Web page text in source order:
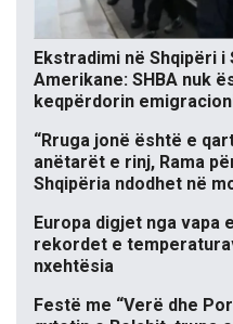
Ekstradimi në Shqipëri
Amerikane: SHBA nuk
keqpërdorin
“Rruga jonë është e
anëtarët e rinj, Rama
Shqipëria ndodhet në
Europa digjet nga vapa
rekordet e
nxehtësia
Festë me “Verë dhe